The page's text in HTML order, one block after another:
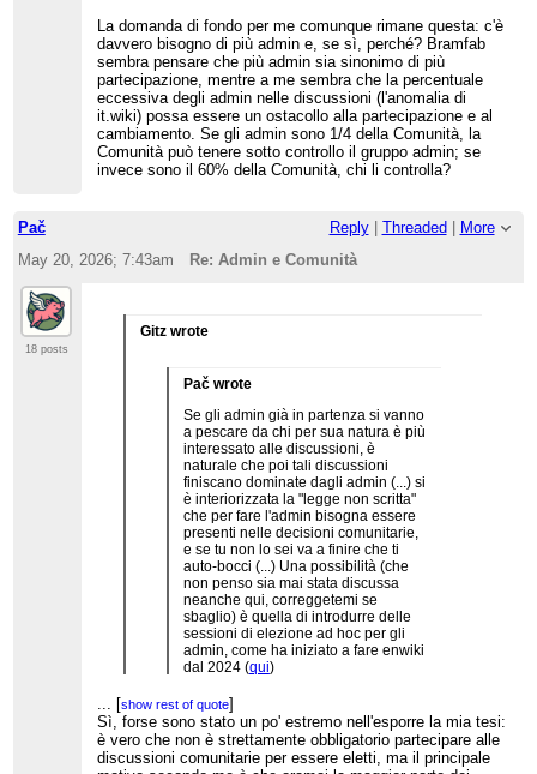
La domanda di fondo per me comunque rimane questa: c'è
davvero bisogno di più admin e, se sì, perché? Bramfab
sembra pensare che più admin sia sinonimo di più
partecipazione, mentre a me sembra che la percentuale
eccessiva degli admin nelle discussioni (l'anomalia di
it.wiki) possa essere un ostacollo alla partecipazione e al
cambiamento. Se gli admin sono 1/4 della Comunità, la
Comunità può tenere sotto controllo il gruppo admin; se
invece sono il 60% della Comunità, chi li controlla?
Pač Reply| Threaded
More
May 20, 2026; 7:43am
Re: Admin e Comunità
18 posts
Gitz wrote
Pač wrote
Se gli admin già in partenza si vanno
a pescare da chi per sua natura è più
interessato alle discussioni, è
naturale che poi tali discussioni
finiscano dominate dagli admin (...) si
è interiorizzata la "legge non scritta"
che per fare l'admin bisogna essere
presenti nelle decisioni comunitarie,
e se tu non lo sei va a finire che ti
auto-bocci (...) Una possibilità (che
non penso sia mai stata discussa
neanche qui, correggetemi se
sbaglio) è quella di introdurre delle
sessioni di elezione ad hoc per gli
admin, come ha iniziato a fare enwiki
dal 2024 (qui)
A me peraltro sembra che negli ultimi anni su
it.wiki siano stati eletti utenti magari attivi nel
patrolling ma non molto attivi nelle discussioni
(come YogSothoth) quindi non sono sicuro che la
[show rest of quote]
Sì, forse sono stato un po' estremo nell'esporre la mia tesi:
è vero che non è strettamente obbligatorio partecipare alle
discussioni comunitarie per essere eletti, ma il principale